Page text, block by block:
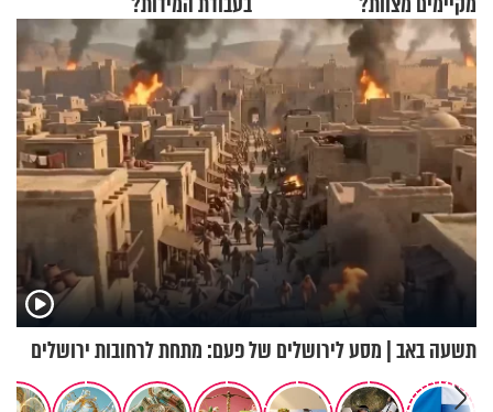
תשעה באב | מסע לירושלים של פעם: מתחת לרחובות ירושלים